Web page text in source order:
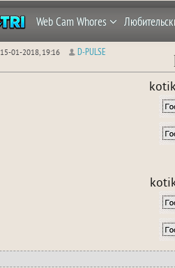
Web Cam Whores
15-01-2018, 19:16 D-PULSE